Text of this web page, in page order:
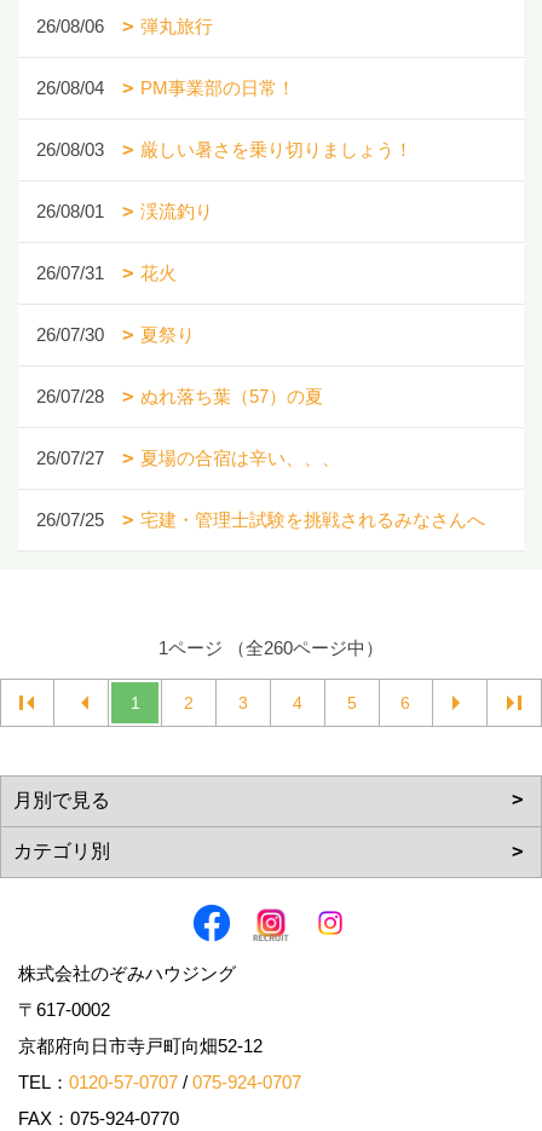
26/08/06 弾丸旅行
26/08/04 PM事業部の日常！
26/08/03 厳しい暑さを乗り切りましょう！
26/08/01 渓流釣り
26/07/31 花火
26/07/30 夏祭り
26/07/28 ぬれ落ち葉（57）の夏
26/07/27 夏場の合宿は辛い、、、
26/07/25 宅建・管理士試験を挑戦されるみなさんへ
1ページ （全260ページ中）
1 2 3 4 5 6
株式会社のぞみハウジング
〒617-0002
京都府向日市寺戸町向畑52-12
TEL： 0120-57-0707 / 075-924-0707
FAX：075-924-0770